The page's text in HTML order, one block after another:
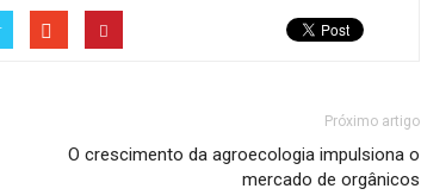
Próximo artigo
O crescimento da agroecologia impulsiona o
mercado de orgânicos